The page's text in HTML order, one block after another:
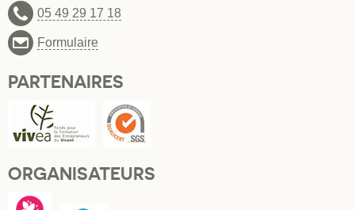
05 49 29 17 18
Formulaire
PARTENAIRES
ORGANISATEURS